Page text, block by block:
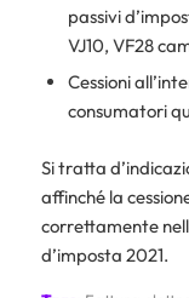
passivi
VJ10, VF28
Cessioni
consumatori
Si tratta
affinché la
correttamente
d’imposta 2021.